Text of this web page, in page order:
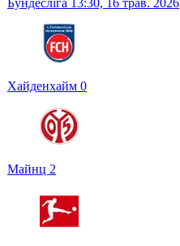
Бундесліга 13:30, 16 трав. 2026
Хайденхайм 0
Майнц 2